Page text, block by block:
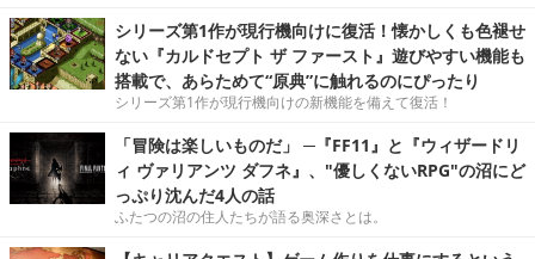
シリーズ第1作が現行機向けに復活！懐かしくも色褪せ
ない『カルドセプト ザ ファースト』遊びやすい機能も
搭載で、あらためて“原典”に触れるのにぴったり
シリーズ第1作が現行機向けの新機能を備えて復活！
「冒険は楽しいものだ」 ─『FF11』と『ウィザードリ
ィ ヴァリアンツ ダフネ』、"優しくないRPG"の沼にど
っぷり沈んだ4人の話
ふたつの沼の住人たちが語る奥深さとは。